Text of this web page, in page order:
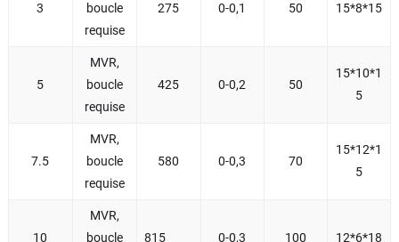
3
boucle
requise
275 0-0,1 50 15*8*15
5
MVR,
boucle
requise
425 0-0,2 50
15*10*1
5
7.5
MVR,
boucle
requise
580 0-0,3 70
15*12*1
5
10
MVR,
boucle
815 0-0,3 100 12*6*18